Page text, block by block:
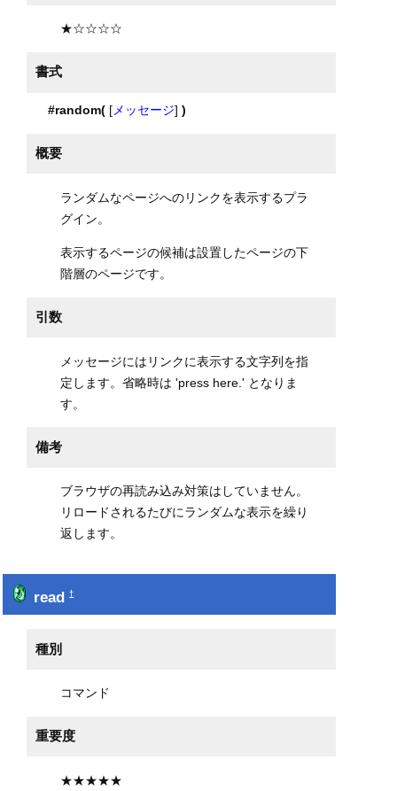
★☆☆☆☆
書式
#random([メッセージ] )
概要
ランダムなページへのリンクを表示するプラ
グイン。
表示するページの候補は設置したページの下
階層のページです。
引数
メッセージにはリンクに表示する文字列を指
定します。省略時は 'press here.' となりま
す。
備考
ブラウザの再読み込み対策はしていません。
リロードされるたびにランダムな表示を繰り
返します。
read†
種別
コマンド
重要度
★★★★★